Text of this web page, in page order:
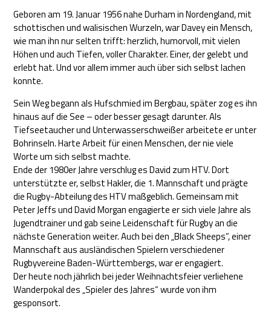
Geboren am 19. Januar 1956 nahe Durham in Nordengland, mit
schottischen und walisischen Wurzeln, war Davey ein Mensch,
wie man ihn nur selten trifft: herzlich, humorvoll, mit vielen
Höhen und auch Tiefen, voller Charakter. Einer, der gelebt und
erlebt hat. Und vor allem immer auch über sich selbst lachen
konnte.
Sein Weg begann als Hufschmied im Bergbau, später zog es ihn
hinaus auf die See – oder besser gesagt darunter. Als
Tiefseetaucher und Unterwasserschweißer arbeitete er unter
Bohrinseln. Harte Arbeit für einen Menschen, der nie viele
Worte um sich selbst machte.
Ende der 1980er Jahre verschlug es David zum HTV. Dort
unterstützte er, selbst Hakler, die 1. Mannschaft und prägte
die Rugby-Abteilung des HTV maßgeblich. Gemeinsam mit
Peter Jeffs und David Morgan engagierte er sich viele Jahre als
Jugendtrainer und gab seine Leidenschaft für Rugby an die
nächste Generation weiter. Auch bei den „Black Sheeps“, einer
Mannschaft aus ausländischen Spielern verschiedener
Rugbyvereine Baden-Württembergs, war er engagiert.
Der heute noch jährlich bei jeder Weihnachtsfeier verliehene
Wanderpokal des „Spieler des Jahres“ wurde von ihm
gesponsort.